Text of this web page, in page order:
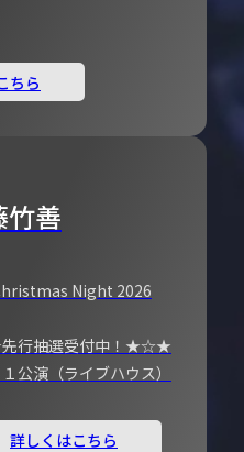
ちら
竹善
Night 2026
行抽選受付中！★☆★
公演（ライブハウス）
詳しくはこちら